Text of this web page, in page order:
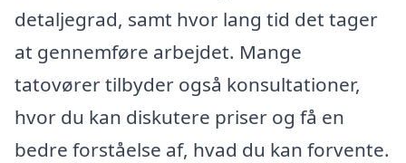
detaljegrad, samt hvor lang tid det tager
at gennemføre arbejdet. Mange
tatovører tilbyder også konsultationer,
hvor du kan diskutere priser og få en
bedre forståelse af, hvad du kan forvente.